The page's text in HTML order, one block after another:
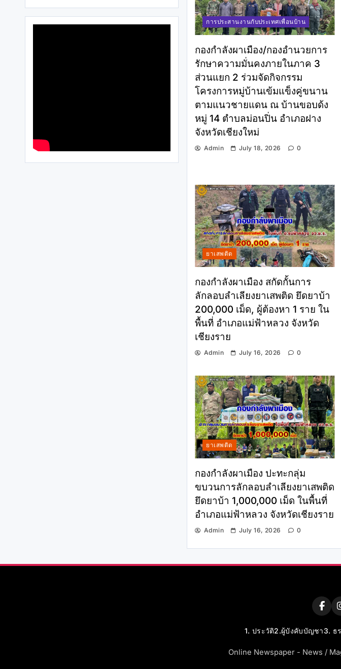
การประสานงานกับประเทศเพื่อนบ้าน
กองกำลังผาเมือง/กองอำนวยการ
รักษาความมั่นคงภายในภาค 3
ส่วนแยก 2 ร่วมจัดกิจกรรม
โครงการหมู่บ้านเข้มแข็งคู่ขนาน
ตามแนวชายแดน ณ บ้านขอบด้ง
หมู่ 14 ตำบลม่อนปิ่น อำเภอฝาง
จังหวัดเชียงใหม่
Admin July 18, 2026 0
ยาเสพติด
กองกำลังผาเมือง สกัดกั้นการ
ลักลอบลำเลียงยาเสพติด ยึดยาบ้า
200,000 เม็ด, ผู้ต้องหา 1 ราย ใน
พื้นที่ อำเภอแม่ฟ้าหลวง จังหวัด
เชียงราย
Admin July 16, 2026 0
ยาเสพติด
กองกำลังผาเมือง ปะทะกลุ่ม
ขบวนการลักลอบลำเลียงยาเสพติด
ยึดยาบ้า 1,000,000 เม็ด ในพื้นที่
อำเภอแม่ฟ้าหลวง จังหวัดเชียงราย
Admin July 16, 2026 0
1. ประวัติ2.ผู้บังคับบัญชา3. ธ
Online Newspaper - News /